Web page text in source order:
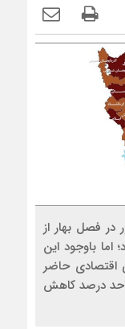
فصل بهار از
باوجود این
اقتصادی حاضر
پایش نسبت به فصل قبل 3.1 واحد درصد کاهش